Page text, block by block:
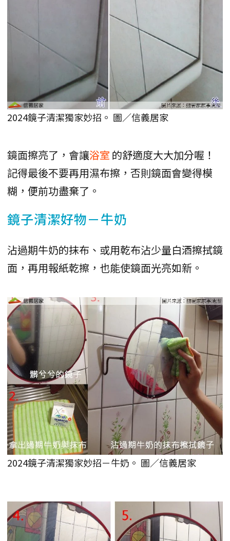
2024鏡子清潔獨家妙招。 圖／信義居家
鏡面擦亮了，會讓浴室 的舒適度大大加分喔！
記得最後不要再用濕布擦，否則鏡面會變得模
糊，便前功盡棄了。
鏡子清潔好物－牛奶
沾過期牛奶的抹布、或用乾布沾少量白酒擦拭鏡
面，再用報紙乾擦，也能使鏡面光亮如新。
2024鏡子清潔獨家妙招－牛奶。 圖／信義居家